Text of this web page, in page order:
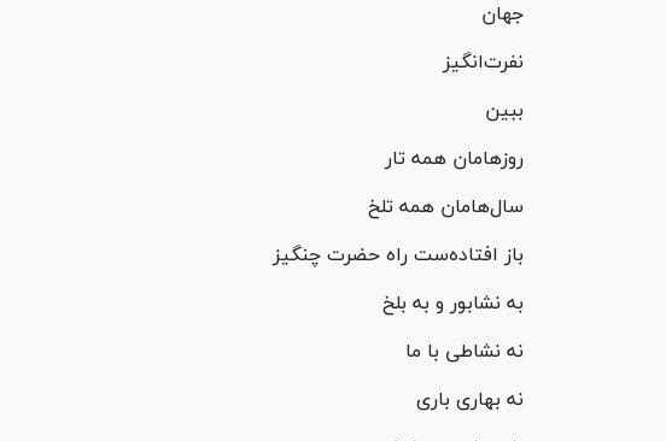
جهان
نفرت‌انگیز
ببین
روزهامان همه تار
سال‌هامان همه تلخ
باز افتاده‌ست راه حضرت چنگیز
به نشابور و به بلخ
نه نشاطی با ما
نه بهاری باری